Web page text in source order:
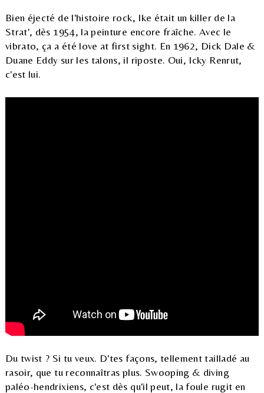
Bien éjecté de l'histoire rock, Ike était un killer de la
Strat', dès 1954, la peinture encore fraîche. Avec le
vibrato, ça a été love at first sight. En 1962, Dick Dale &
Duane Eddy sur les talons, il riposte. Oui, Icky Renrut,
c'est lui.
Du twist ? Si tu veux. D'tes façons, tellement tailladé au
rasoir, que tu reconnaîtras plus. Swooping & diving
paléo-hendrixiens, c'est dès qu'il peut, la foule rugit en